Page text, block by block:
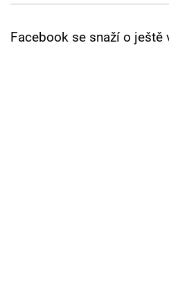
Přihlášení
Facebook se snaží o ještě